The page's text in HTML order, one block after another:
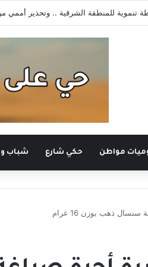
يستعيد سطوته .. حادثتا اعتقال
مواطن حكي شارع شباب